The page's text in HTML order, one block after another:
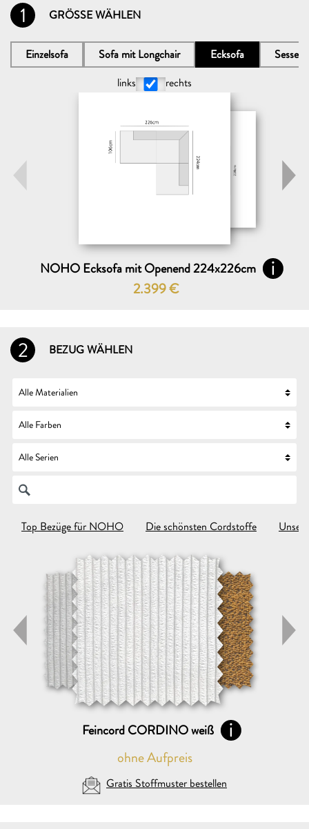
1 GRÖSSE WÄHLEN
Einzelsofa Sofa mit Longchair Ecksofa
Sessel
links
rechts
NOHO Ecksofa mit Openend 224x226cm
2.399€
2 BEZUG WÄHLEN
Top Bezüge für NOHO Die schönsten Cordstoffe
Feincord CORDINO weiß
ohne Aufpreis
Gratis Stoffmuster bestellen